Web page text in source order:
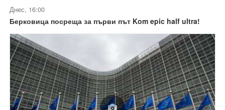
Днес, 16:00
Берковица посреща за първи път Kom epic half ultra!